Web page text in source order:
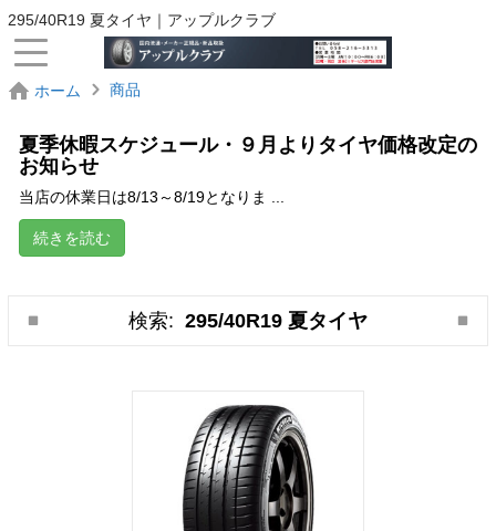
295/40R19 夏タイヤ｜アップルクラブ
ホーム 商品
夏季休暇スケジュール・９月よりタイヤ価格改定の
お知らせ
当店の休業日は8/13～8/19となりま ...
続きを読む
検索: 295/40R19 夏タイヤ